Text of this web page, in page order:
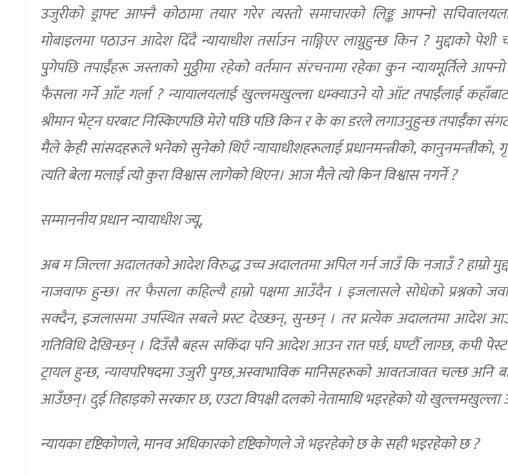
उजुरीको ड्राफ्ट आफ्नै कोठामा तयार गरेर त्यस्तो समाचारको लिङ्क आफ्नो
मोबाइलमा पठाउन आदेश दिँदै न्यायाधीश तर्साउन नाङ्गिएर लाग्नुहुन्छ किन ? मुद्दाको
पुगेपछि तपाईँहरू जस्ताको मुठ्ठीमा रहेको वर्तमान संरचनामा रहेका कुन न्यायमूर्तिले
फैसला गर्ने आँट गर्ला ? न्यायालयलाई खुल्लमखुल्ला धम्क्याउने यो ऑट तपाईंलाई
श्रीमान भेट्न घरबाट निस्किएपछि मेरो पछि पछि किन र के का डरले लगाउनुहुन्छ तपाईँका
मैले केही सांसदहरूले भनेको सुनेको थिएँ न्यायाधीशहरूलाई प्रधानमन्त्रीको, कानुनमन्त्रीको,
त्यति बेला मलाई त्यो कुरा विश्वास लागेको थिएन। आज मैले त्यो किन विश्वास नगर्ने ?
सम्माननीय प्रधान न्यायाधीश ज्यू,
अब म जिल्ला अदालतको आदेश विरुद्ध उच्च अदालतमा अपिल गर्न जाउँ कि नजाउँ ? हाम्रो
नाजवाफ हुन्छ। तर फैसला कहिल्यै हाम्रो पक्षमा आउँदैन । इजलासले सोधेको प्रश्नको
सक्दैन, इजलासमा उपस्थित सबले प्रस्ट देख्छन्, सुन्छन् । तर प्रत्येक अदालतमा आदेश
गतिविधि देखिन्छन् । दिउँसै बहस सकिँदा पनि आदेश आउन रात पर्छ, घण्टौँ लाग्छ, कपी पेस्ट
ट्रायल हुन्छ, न्यायपरिषदमा उजुरी पुग्छ,अस्वाभाविक मानिसहरूको आवतजावत चल्छ
आउँछन्। दुई तिहाइको सरकार छ, एउटा विपक्षी दलको नेतामाथि भइरहेको यो खुल्लमखुल्ला
न्यायका दृष्टिकोणले, मानव अधिकारको दृष्टिकोणले जे भइरहेको छ के सही भइरहेको छ ?